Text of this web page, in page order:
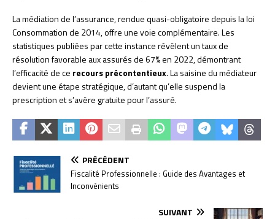
La médiation de l’assurance, rendue quasi-obligatoire depuis la loi
Consommation de 2014, offre une voie complémentaire. Les
statistiques publiées par cette instance révèlent un taux de
résolution favorable aux assurés de 67% en 2022, démontrant
l’efficacité de ce recours précontentieux. La saisine du médiateur
devient une étape stratégique, d’autant qu’elle suspend la
prescription et s’avère gratuite pour l’assuré.
PRÉCÉDENT
Fiscalité Professionnelle : Guide des Avantages et
Inconvénients
SUIVANT